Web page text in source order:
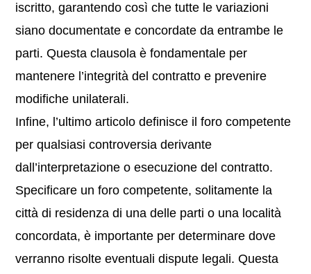
iscritto, garantendo così che tutte le variazioni
siano documentate e concordate da entrambe le
parti. Questa clausola è fondamentale per
mantenere l’integrità del contratto e prevenire
modifiche unilaterali.
Infine, l’ultimo articolo definisce il foro competente
per qualsiasi controversia derivante
dall’interpretazione o esecuzione del contratto.
Specificare un foro competente, solitamente la
città di residenza di una delle parti o una località
concordata, è importante per determinare dove
verranno risolte eventuali dispute legali. Questa